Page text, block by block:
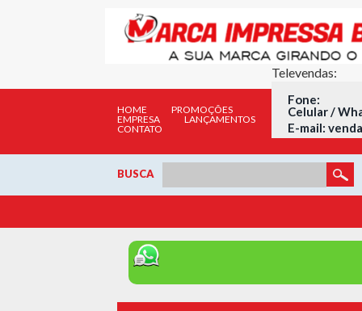
Televendas:
Fone:
Celular /
E-mail:
HOME
PROMOÇÕES
EMPRESA
LANÇAMENTOS
CONTATO
BUSCA